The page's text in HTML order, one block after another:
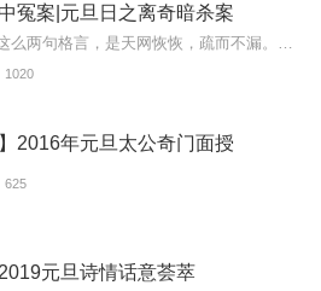
冤案|元旦日之离奇暗杀案
1020
2016年元旦太公奇门面授
625
元旦诗情话意荟萃